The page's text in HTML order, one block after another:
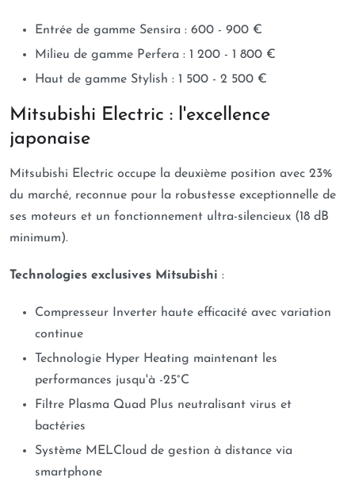
Entrée de gamme Sensira : 600 - 900 €
Milieu de gamme Perfera : 1 200 - 1 800 €
Haut de gamme Stylish : 1 500 - 2 500 €
Mitsubishi Electric : l'excellence
japonaise
Mitsubishi Electric occupe la deuxième position avec 23%
du marché, reconnue pour la robustesse exceptionnelle de
ses moteurs et un fonctionnement ultra-silencieux (18 dB
minimum).
Technologies exclusives Mitsubishi :
Compresseur Inverter haute efficacité avec variation
continue
Technologie Hyper Heating maintenant les
performances jusqu'à -25°C
Filtre Plasma Quad Plus neutralisant virus et
bactéries
Système MELCloud de gestion à distance via
smartphone